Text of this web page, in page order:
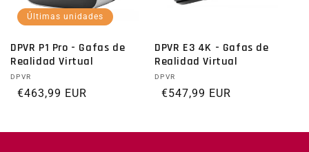
Últimas unidades
DPVR P1 Pro - Gafas de
Realidad Virtual
Proveedor:
DPVR
Precio habitual
€463,99 EUR
DPVR E3 4K - Gafas de
Realidad Virtual
Proveedor:
DPVR
Precio habitual
€547,99 EUR